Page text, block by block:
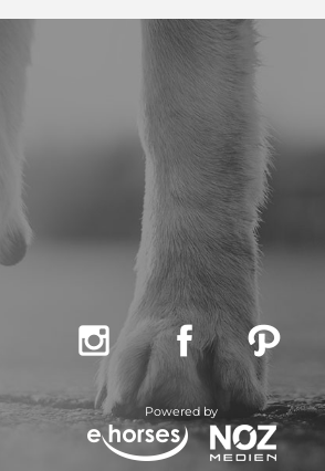
  
Powered by